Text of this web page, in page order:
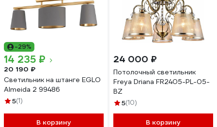
-29%
14 235 ₽
20 190 ₽
Светильник на штанге EGLO
Almeida 2 99486
5(1)
В корзину
24 000 ₽
Потолочный светильник
Freya Driana FR2405-PL-05-
BZ
5(10)
В корзину